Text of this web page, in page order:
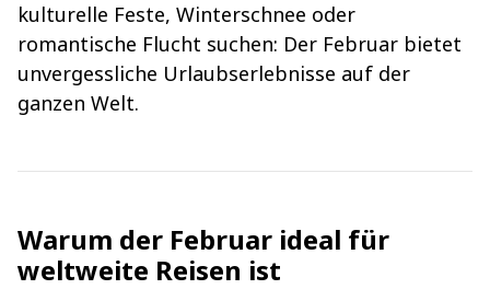
kulturelle Feste, Winterschnee oder
romantische Flucht suchen: Der Februar bietet
unvergessliche Urlaubserlebnisse auf der
ganzen Welt.
Warum der Februar ideal für
weltweite Reisen ist